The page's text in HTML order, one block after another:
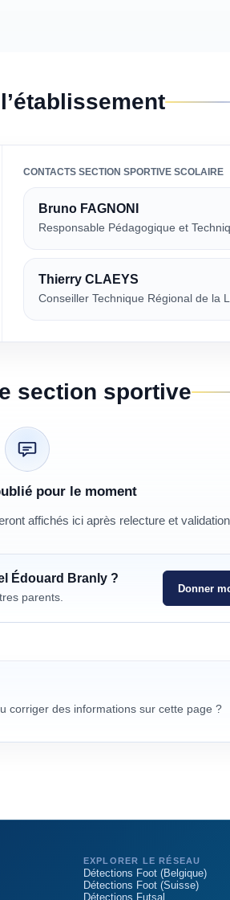
CONTACTS SECTION SPORTIVE SCOLAIRE
Bruno FAGNONI
Responsable Pédagogique et
Thierry CLAEYS
Conseiller Technique Régional de la
section sportive
pour le moment
affichés ici après relecture et
Édouard Branly ?
parents.
Donner
corriger des informations sur cette page ?
EXPLORER LE RÉSEAU
Détections Foot (Belgique)
Détections Foot (Suisse)
Détections Futsal